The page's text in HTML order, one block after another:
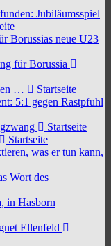
Jubiläumsspiel
Borussias neue U23
für Borussia
…
Startseite
5:1 gegen Rastpfuhl
Startseite
Startseite
was er tun kann,
Wort des
in Hasborn
Ellenfeld